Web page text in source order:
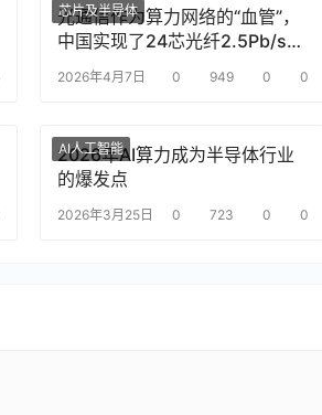
芯片及半导体
光通信作为算力网络的“血管”，
中国实现了24芯光纤2.5Pb/s实
时双向传输，刷新纪录
2026年4月7日 0 949 0 0
AI人工智能
2026年AI算力成为半导体行业
的爆发点
2026年3月25日 0 723 0 0